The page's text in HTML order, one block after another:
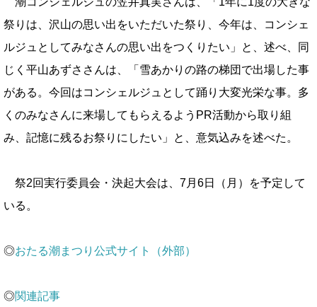
祭りは、沢山の思い出をいただいた祭り、今年は、コンシェ
ルジュとしてみなさんの思い出をつくりたい」と、述べ、同
じく平山あずささんは、「雪あかりの路の梯団で出場した事
がある。今回はコンシェルジュとして踊り大変光栄な事。多
くのみなさんに来場してもらえるようPR活動から取り組
み、記憶に残るお祭りにしたい」と、意気込みを述べた。
祭2回実行委員会・決起大会は、7月6日（月）を予定して
いる。
◎おたる潮まつり公式サイト（外部）
◎関連記事